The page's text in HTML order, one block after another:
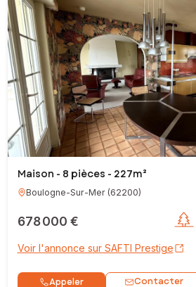
Maison - 8 pièces - 227m²
Boulogne-Sur-Mer(62200)
678 000 €
Voir l'annonce sur SAFTI Prestige
Appeler Contacter